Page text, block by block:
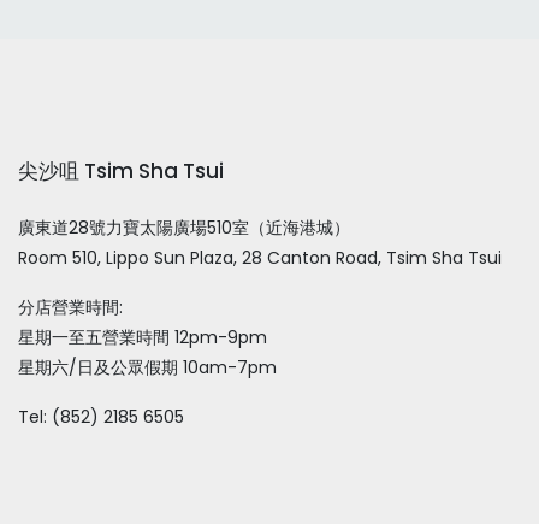
尖沙咀 Tsim Sha Tsui
廣東道28號力寶太陽廣場510室（近海港城）
Room 510, Lippo Sun Plaza, 28 Canton Road, Tsim Sha Tsui
分店營業時間:
星期一至五營業時間 12pm-9pm
星期六/日及公眾假期 10am-7pm
Tel: (852) 2185 6505